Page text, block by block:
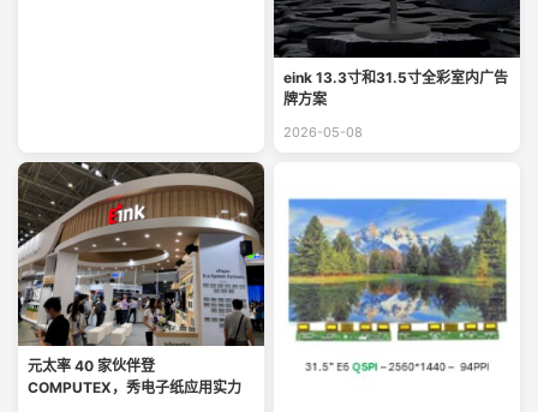
eink 13.3寸和31.5寸全彩室内广告
牌方案
2026-05-08
元太率 40 家伙伴登
COMPUTEX，秀电子纸应用实力